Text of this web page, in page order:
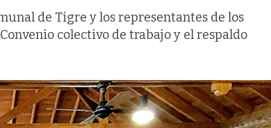
de Tigre y los representantes de los
colectivo de trabajo y el respaldo